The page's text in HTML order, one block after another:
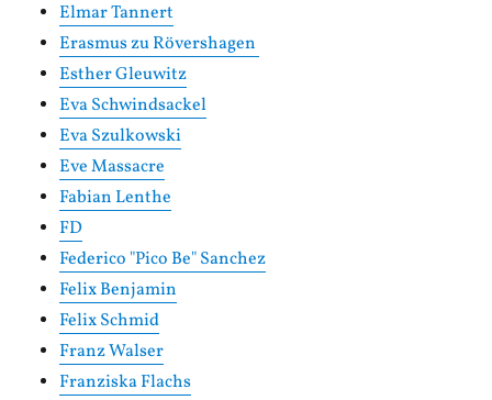
Elmar Tannert
Erasmus zu Rövershagen
Esther Gleuwitz
Eva Schwindsackel
Eva Szulkowski
Eve Massacre
Fabian Lenthe
FD
Federico "Pico Be" Sanchez
Felix Benjamin
Felix Schmid
Franz Walser
Franziska Flachs